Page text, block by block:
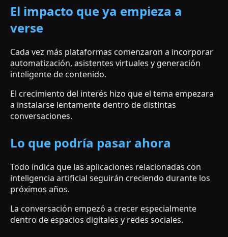
El impacto que ya empieza a
verse
Cada vez más plataformas comenzaron a incorporar
automatización, asistentes virtuales y generación
inteligente de contenido.
El crecimiento del interés hizo que el tema empezara
a instalarse lentamente dentro de distintas
conversaciones.
Lo que podría pasar ahora
Todo indica que las aplicaciones relacionadas con
inteligencia artificial seguirán creciendo durante los
próximos años.
La conversación empezó a crecer especialmente
dentro de espacios digitales y redes sociales.